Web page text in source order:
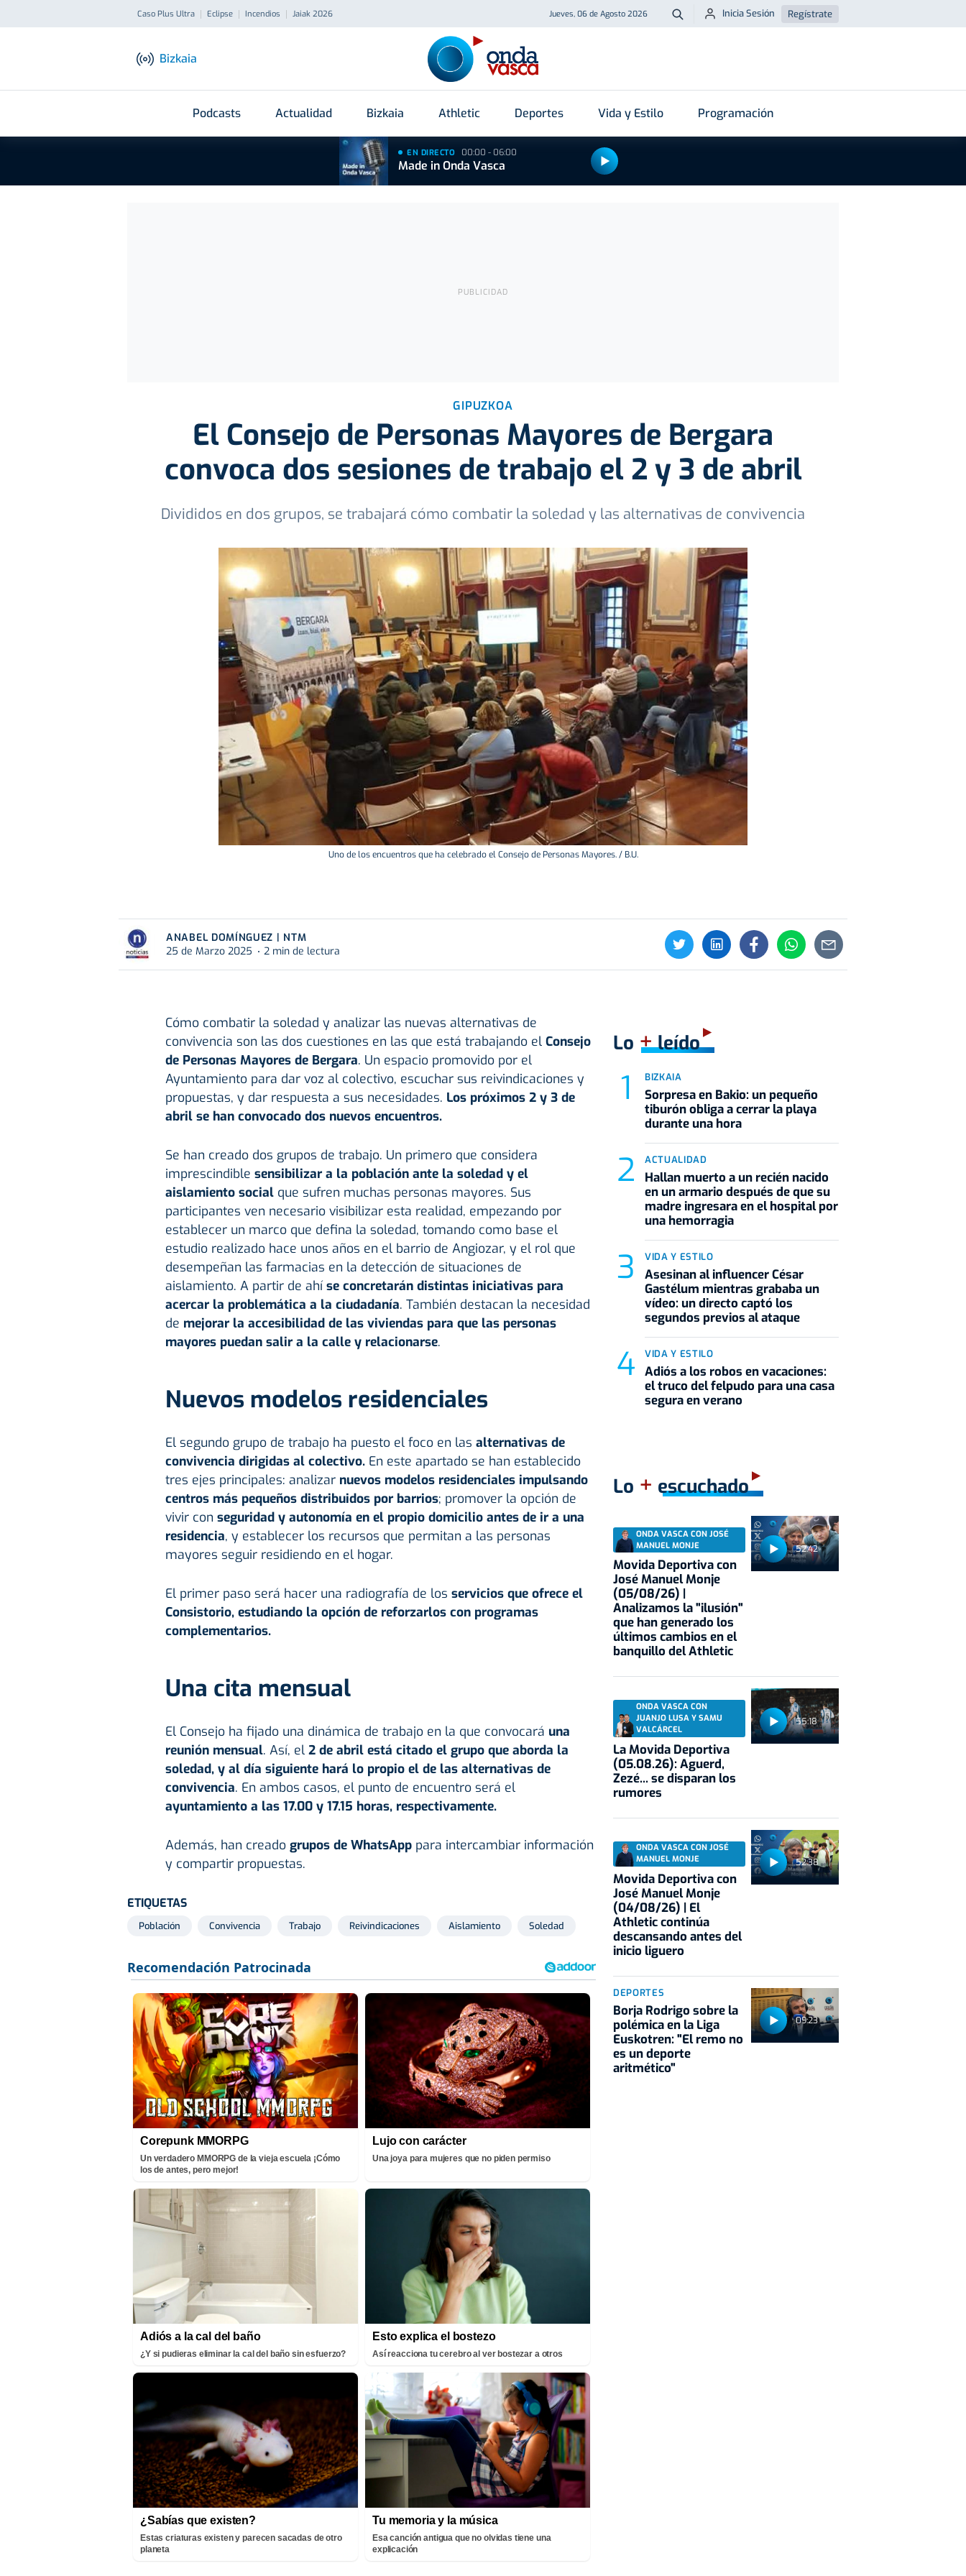
Caso Plus Ultra Eclipse Incendios Jaiak 2026 Jueves, 06 de Agosto 2026 Buscar
Inicia Sesión Regístrate
Bizkaia
Podcasts Actualidad Bizkaia Athletic Deportes Vida y Estilo Programación
EN DIRECTO 00:00 - 06:00
Made in Onda Vasca
GIPUZKOA
El Consejo de Personas Mayores de Bergara
convoca dos sesiones de trabajo el 2 y 3 de abril
Divididos en dos grupos, se trabajará cómo combatir la soledad y las alternativas de convivencia
Uno de los encuentros que ha celebrado el Consejo de Personas Mayores. / B.U.
ANABEL DOMÍNGUEZ | NTM
25 de Marzo 2025
2 min de lectura
Cómo combatir la soledad y analizar las nuevas alternativas de
convivencia son las dos cuestiones en las que está trabajando el Consejo
de Personas Mayores de Bergara. Un espacio promovido por el
Ayuntamiento para dar voz al colectivo, escuchar sus reivindicaciones y
propuestas, y dar respuesta a sus necesidades. Los próximos 2 y 3 de
abril se han convocado dos nuevos encuentros.
Se han creado dos grupos de trabajo. Un primero que considera
imprescindible sensibilizar a la población ante la soledad y el
aislamiento socialque sufren muchas personas mayores. Sus
participantes ven necesario visibilizar esta realidad, empezando por
establecer un marco que defina la soledad, tomando como base el
estudio realizado hace unos años en el barrio de Angiozar, y el rol que
desempeñan las farmacias en la detección de situaciones de
aislamiento. A partir de ahíse concretarán distintas iniciativas para
acercar la problemática a la ciudadanía. También destacan la necesidad
de mejorar la accesibilidad de las viviendas para que las personas
mayores puedan salir a la calle y relacionarse.
Nuevos modelos residenciales
El segundo grupo de trabajo ha puesto el foco en las alternativas de
convivencia dirigidas al colectivo. En este apartado se han establecido
tres ejes principales: analizar nuevos modelos residenciales impulsando
centros más pequeños distribuidos por barrios; promover la opción de
vivir con seguridad y autonomía en el propio domicilio antes de ir a una
residencia, y establecer los recursos que permitan a las personas
mayores seguir residiendo en el hogar.
El primer paso será hacer una radiografía de los servicios que ofrece el
Consistorio, estudiando la opción de reforzarlos con programas
complementarios.
Una cita mensual
El Consejo ha fijado una dinámica de trabajo en la que convocará una
reunión mensual. Así, el2 de abril está citado el grupo que aborda la
soledad, y al día siguiente hará lo propio el de las alternativas de
convivencia. En ambos casos, el punto de encuentro será el
ayuntamiento a las 17.00 y 17.15 horas, respectivamente.
Además, han creado grupos de WhatsApppara intercambiar información
y compartir propuestas.
ETIQUETAS
Población Convivencia Trabajo Reivindicaciones Aislamiento Soledad
Corepunk MMORPG
Un verdadero MMORPG de la vieja escuela ¡Cómo
los de antes, pero mejor!
Lujo con carácter
Una joya para mujeres que no piden permiso
Adiós a la cal del baño
¿Y si pudieras eliminar la cal del baño sin esfuerzo?
Esto explica el bostezo
Así reacciona tu cerebro al ver bostezar a otros
¿Sabías que existen?
Estas criaturas existen y parecen sacadas de otro
planeta
Tu memoria y la música
Esa canción antigua que no olvidas tiene una
explicación
Lo +leído
BIZKAIA
Sorpresa en Bakio: un pequeño
tiburón obliga a cerrar la playa
durante una hora
ACTUALIDAD
Hallan muerto a un recién nacido
en un armario después de que su
madre ingresara en el hospital por
una hemorragia
VIDA Y ESTILO
Asesinan al influencer César
Gastélum mientras grababa un
vídeo: un directo captó los
segundos previos al ataque
VIDA Y ESTILO
Adiós a los robos en vacaciones:
el truco del felpudo para una casa
segura en verano
Lo + escuchado
52:42
ONDA VASCA CON JOSÉ
MANUEL MONJE
Movida Deportiva con
José Manuel Monje
(05/08/26) |
Analizamos la "ilusión"
que han generado los
últimos cambios en el
banquillo del Athletic
55:18
ONDA VASCA CON
JUANJO LUSA Y SAMU
VALCÁRCEL
La Movida Deportiva
(05.08.26): Aguerd,
Zezé... se disparan los
rumores
52:38
ONDA VASCA CON JOSÉ
MANUEL MONJE
Movida Deportiva con
José Manuel Monje
(04/08/26) | El
Athletic continúa
descansando antes del
inicio liguero
09:23
DEPORTES
Borja Rodrigo sobre la
polémica en la Liga
Euskotren: "El remo no
es un deporte
aritmético"